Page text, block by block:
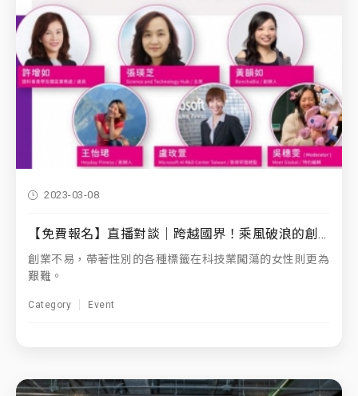
2023-03-08
【免費報名】直播對談｜跨越國界！乘風破浪的創業圈與科技圈女性領袖
創業不易，帶著性別的各種標籤在科技業闖蕩的女性則更為
艱難。
Category Event